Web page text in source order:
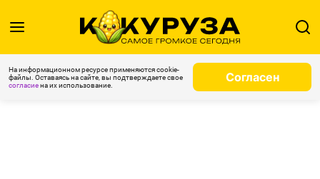
На информационном ресурсе применяются cookie-
файлы. Оставаясь на сайте, вы подтверждаете свое
согласиена их использование.
Согласен